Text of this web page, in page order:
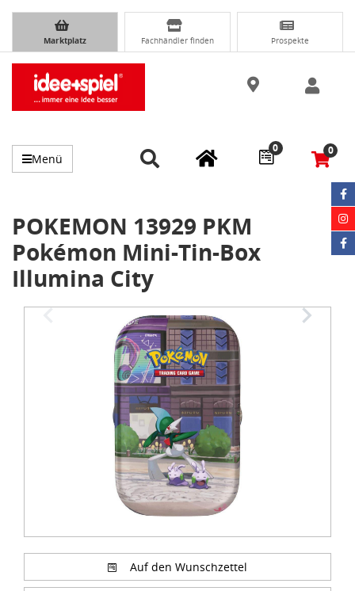
Marktplatz Fachhändler finden Prospekte
Menü
0 0
POKEMON 13929 PKM
Pokémon Mini-Tin-Box
Illumina City
Auf den Wunschzettel